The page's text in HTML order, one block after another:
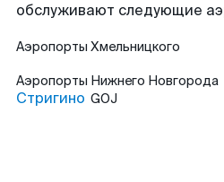
обслуживают следующие
Аэропорты Хмельницкого
Аэропорты Нижнего Новгорода
Стригино GOJ